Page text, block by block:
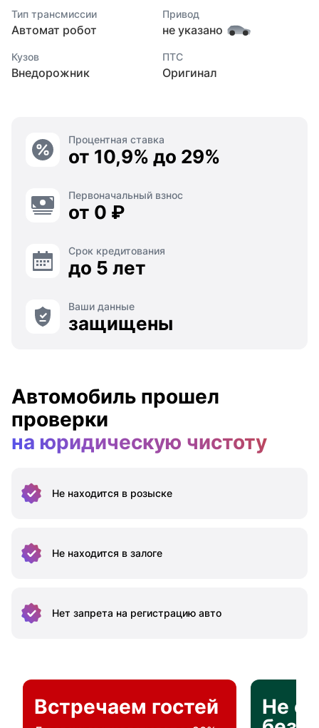
Тип трансмиссии
Автомат робот
Привод
не указано
Кузов
Внедорожник
ПТС
Оригинал
Процентная ставка
от 10,9% до 29%
Первоначальный взнос
от 0 ₽
Срок кредитования
до 5 лет
Ваши данные
защищены
Автомобиль прошел
проверки
на юридическую чистоту
Не находится в розыске
Не находится в залоге
Нет запрета на регистрацию авто
Встречаем гостей
Не